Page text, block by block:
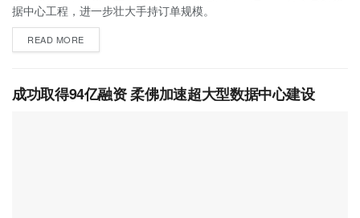
据中心工程，进一步壮大手持订单规模。
READ MORE
成功取得94亿融资 柔佛加速超大型数据中心建设